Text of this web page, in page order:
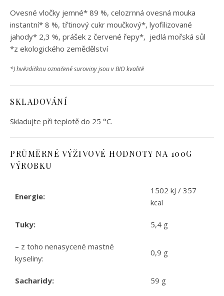
Ovesné vločky jemné* 89 %, celozrnná ovesná mouka
instantní* 8 %, třtinový cukr moučkový*, lyofilizované
jahody* 2,3 %, prášek z červené řepy*, jedlá mořská sůl
*z ekologického zemědělství
*) hvězdičkou označené suroviny jsou v BIO kvalitě
SKLADOVÁNÍ
Skladujte při teplotě do 25 °C.
PRŮMĚRNÉ VÝŽIVOVÉ HODNOTY NA 100G
VÝROBKU
Energie:
1502 kJ / 357
kcal
Tuky: 5,4 g
– z toho nenasycené mastné
kyseliny:
0,9 g
Sacharidy: 59 g